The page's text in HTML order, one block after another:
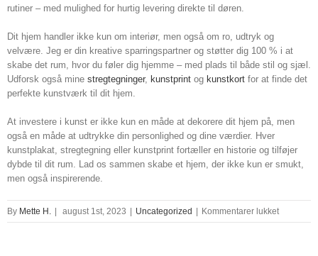
rutiner – med mulighed for hurtig levering direkte til døren.
Dit hjem handler ikke kun om interiør, men også om ro, udtryk og
velvære. Jeg er din kreative sparringspartner og støtter dig 100 % i at
skabe det rum, hvor du føler dig hjemme – med plads til både stil og sjæl.
Udforsk også mine stregtegninger, kunstprint og kunstkort for at finde det
perfekte kunstværk til dit hjem.
At investere i kunst er ikke kun en måde at dekorere dit hjem på, men
også en måde at udtrykke din personlighed og dine værdier. Hver
kunstplakat, stregtegning eller kunstprint fortæller en historie og tilføjer
dybde til dit rum. Lad os sammen skabe et hjem, der ikke kun er smukt,
men også inspirerende.
By Mette H. august 1st, 2023 Uncategorized Kommentarer lukkettil
luftfoto